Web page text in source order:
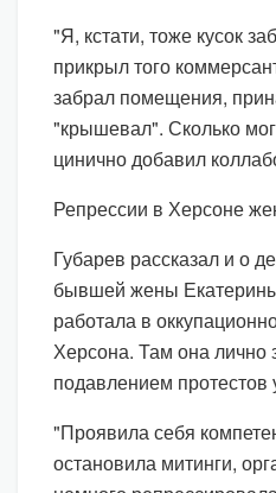
"Я, кстати, тоже кусок
прикрыл того
забрал помещения,
"крышевал". Сколько
цинично добавил
Репрессии в Херсоне
Губарев рассказал и о
бывшей жены
работала в
Херсона. Там она лично
подавлением протестов
"Проявила себя
остановила митинги,